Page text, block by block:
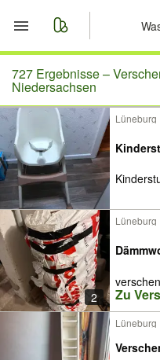
Start
Merkliste
Nachrichten
Anzeige
727 Ergebnisse –
Niedersachsen
Lüneburg
2
Lüneburg
Zu
Lüneburg